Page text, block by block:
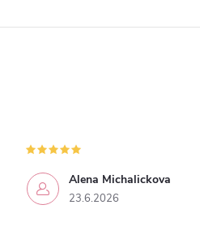
Alena Michalickova
23.6.2026